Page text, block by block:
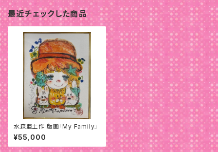
最近チェックした商品
水森亜土作 版画「My Family」
¥55,000